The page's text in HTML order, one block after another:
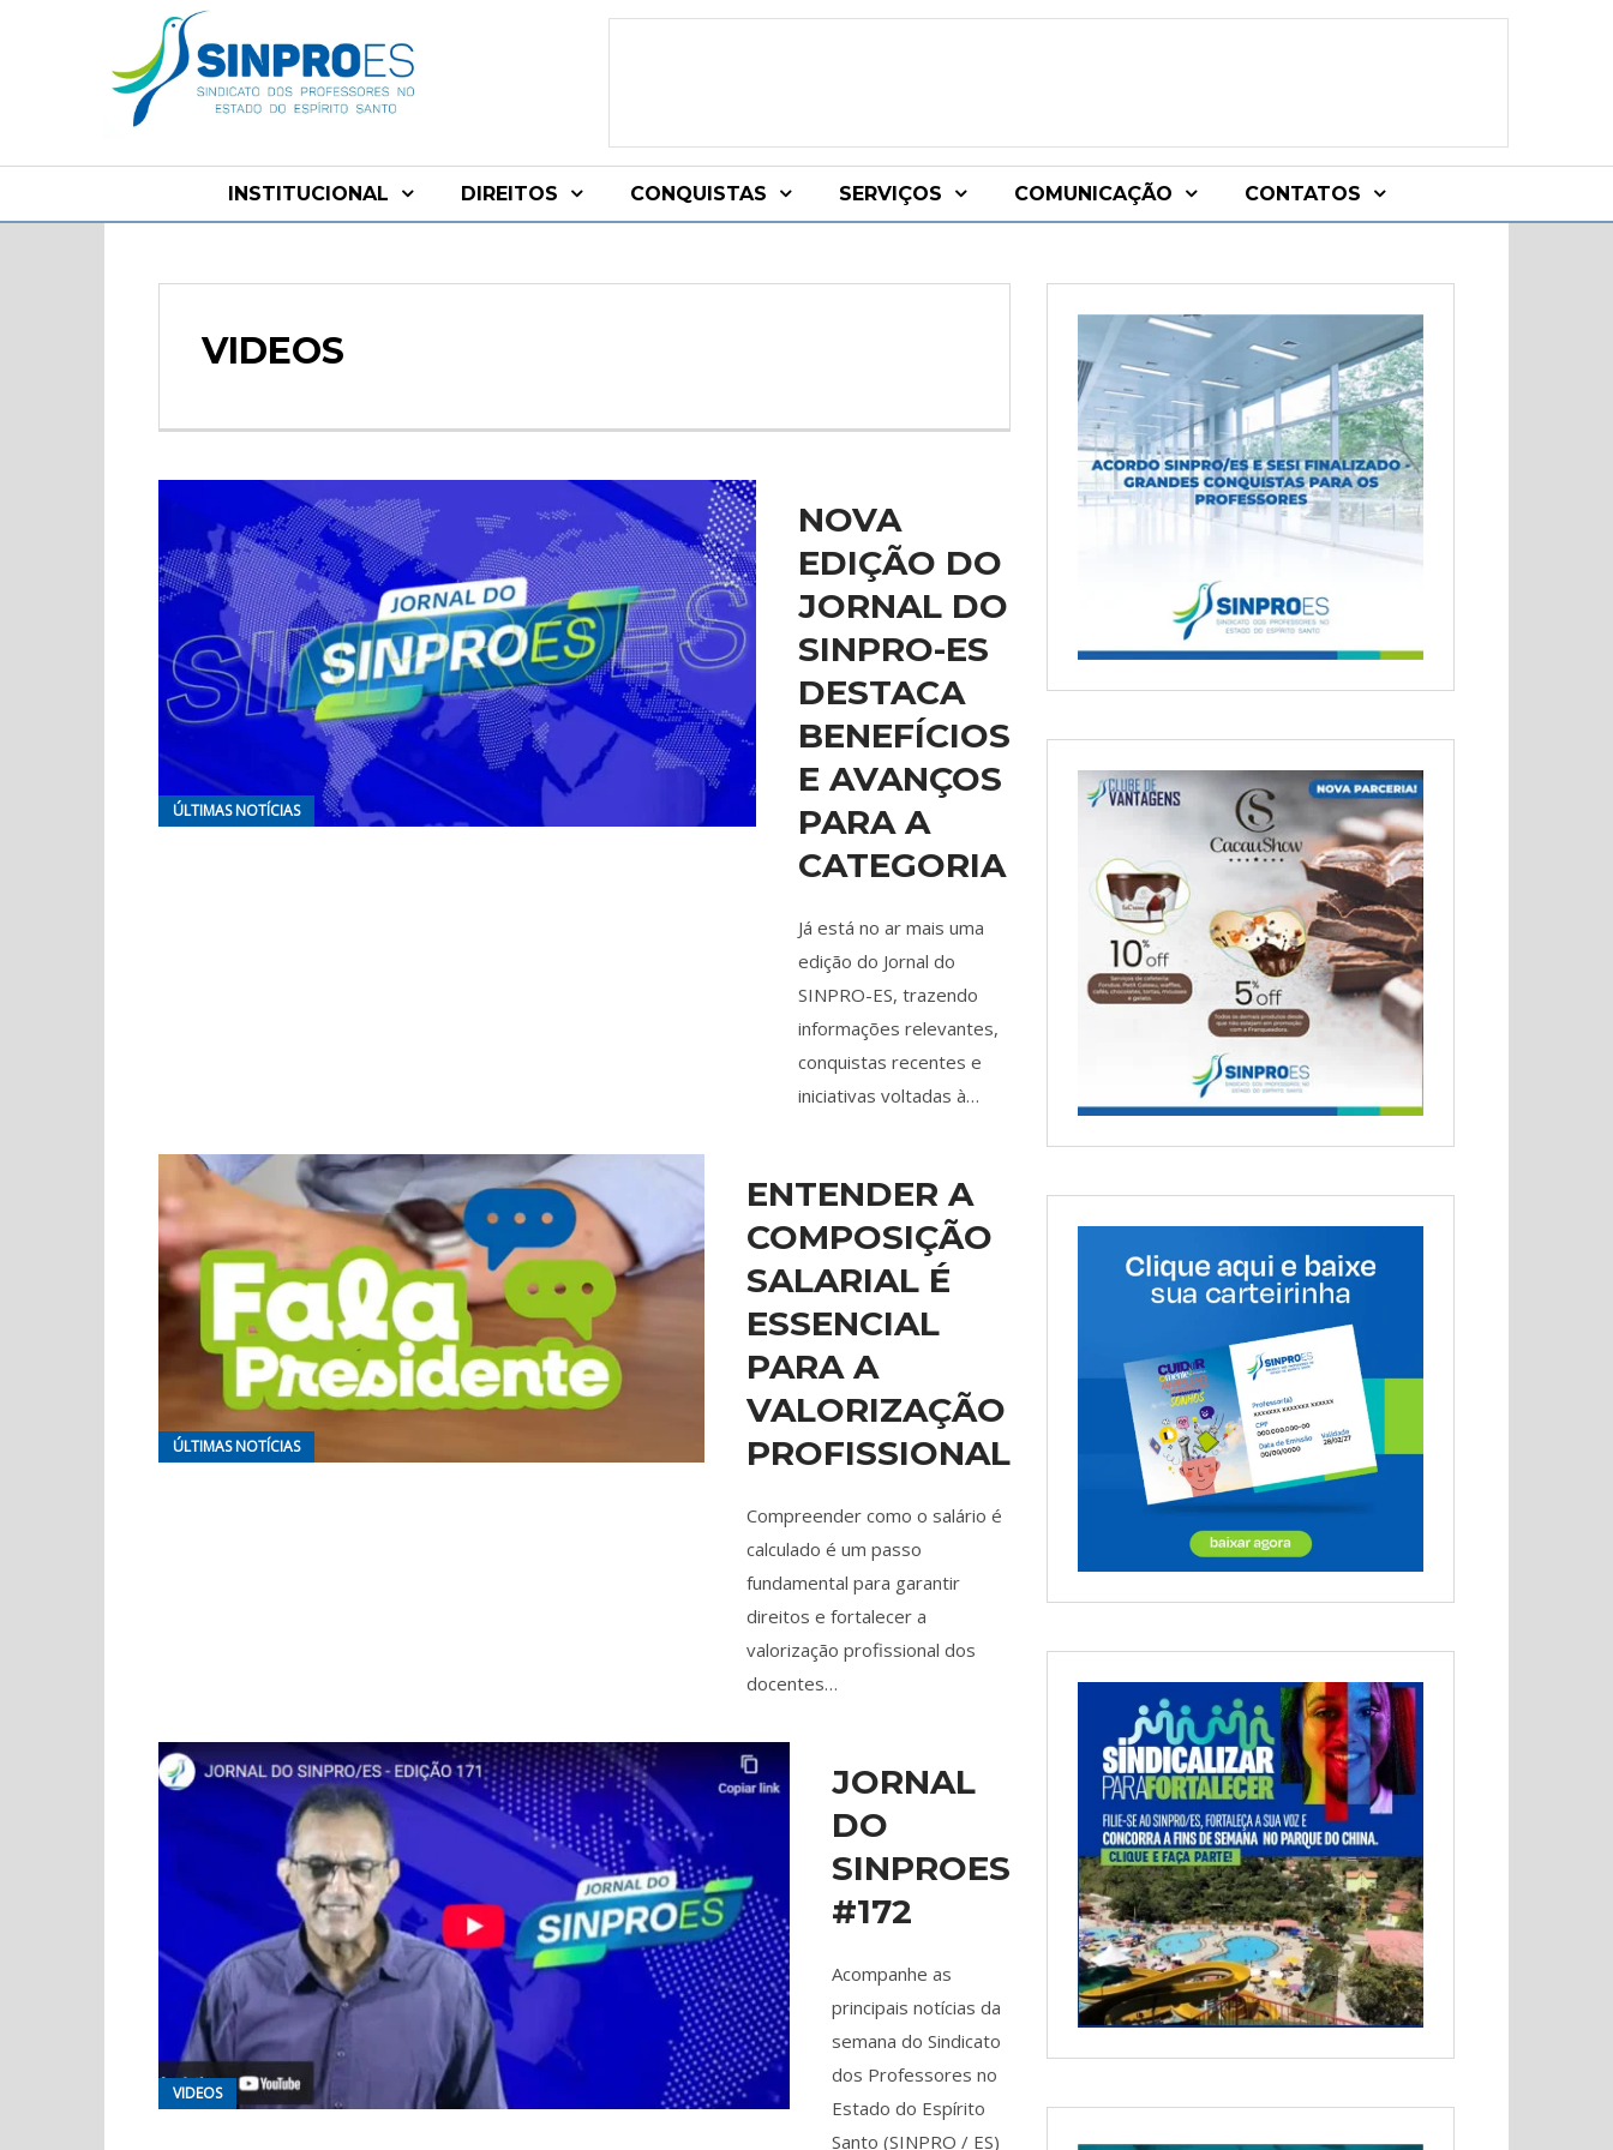
INSTITUCIONAL DIREITOS CONQUISTAS SERVIÇOS COMUNICAÇÃO CONTATOS
VIDEOS
ÚLTIMAS NOTÍCIAS
NOVA
EDIÇÃO DO
JORNAL DO
SINPRO-ES
DESTACA
BENEFÍCIOS
E AVANÇOS
PARA A
CATEGORIA
Já está no ar mais uma
edição do Jornal do
SINPRO-ES, trazendo
informações relevantes,
conquistas recentes e
iniciativas voltadas à…
ÚLTIMAS NOTÍCIAS
ENTENDER A
COMPOSIÇÃO
SALARIAL É
ESSENCIAL
PARA A
VALORIZAÇÃO
PROFISSIONAL
Compreender como o salário é
calculado é um passo
fundamental para garantir
direitos e fortalecer a
valorização profissional dos
docentes…
VIDEOS
JORNAL
DO
SINPROES
#172
Acompanhe as
principais notícias da
semana do Sindicato
dos Professores no
Estado do Espírito
Santo (SINPRO / ES)